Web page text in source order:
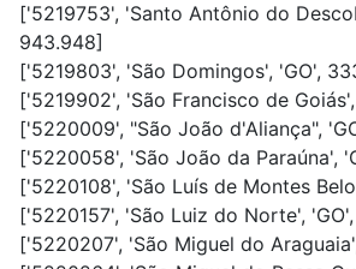
['5219753', 'Santo Antônio do
943.948]
['5219803', 'São Domingos', 'GO',
['5219902', 'São Francisco de
['5220009', "São João d'Aliança",
['5220058', 'São João da Paraúna',
['5220108', 'São Luís de Montes
['5220157', 'São Luiz do Norte',
['5220207', 'São Miguel do